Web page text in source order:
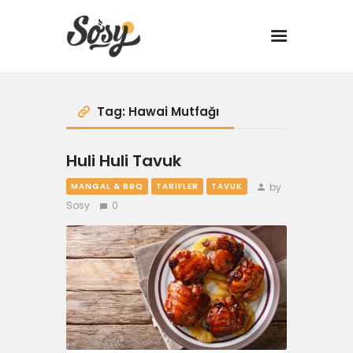
TARİFLER
MANGAL
YANCI
FIT
DRINK
BBQ 101
Tag: Hawai Mutfağı
Huli Huli Tavuk
MANGAL & BBQ TARIFLER TAVUK
by
Sosy
0